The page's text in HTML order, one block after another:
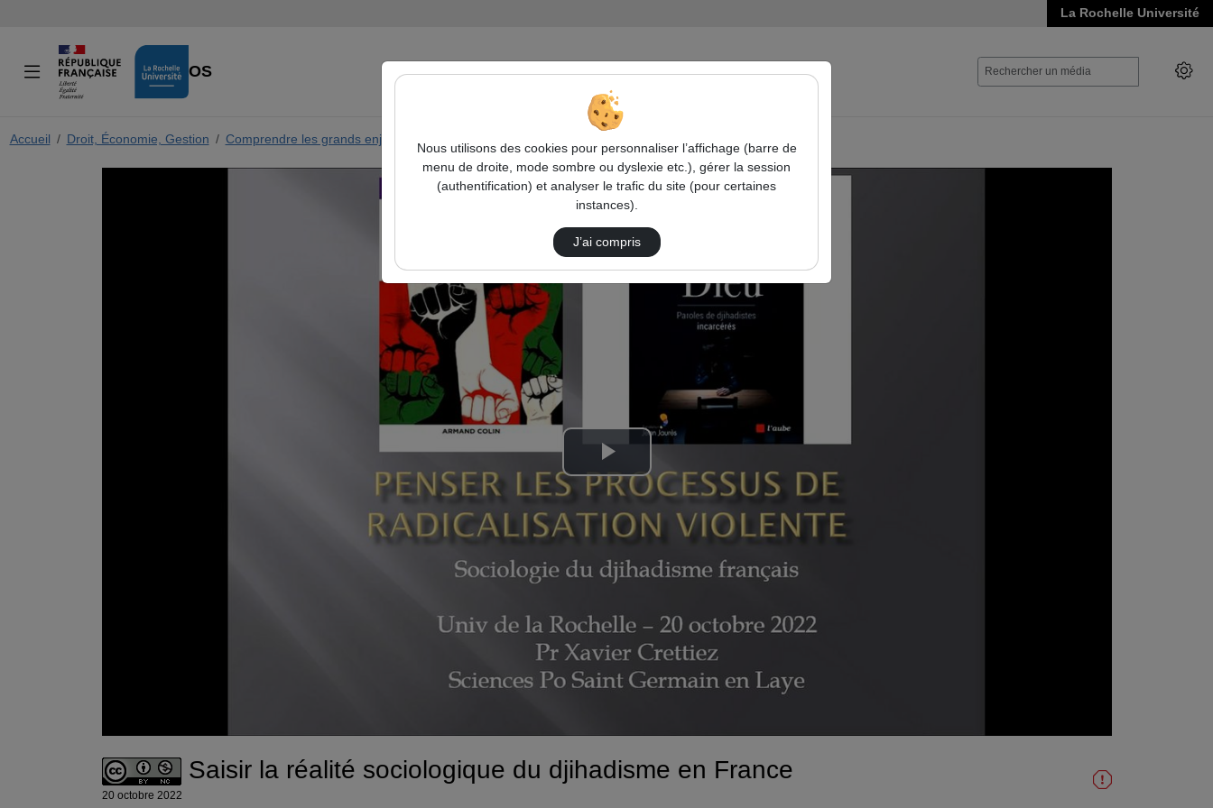
La Rochelle Université
VIDÉOS
Accueil Droit, Économie, Gestion Comprendre les grands enjeux contemporains
Lire
la
vidéo
Saisir la réalité sociologique du djihadisme en France
20 octobre 2022
Nous utilisons des cookies pour personnaliser l’affichage (barre de
menu de droite, mode sombre ou dyslexie etc.), gérer la session
(authentification) et analyser le trafic du site (pour certaines
instances).
J’ai compris